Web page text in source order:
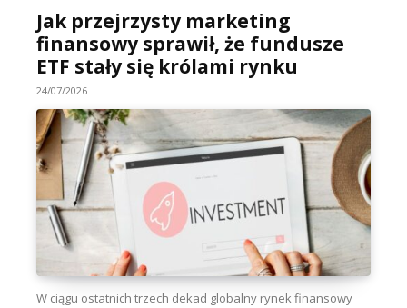
Jak przejrzysty marketing
finansowy sprawił, że fundusze
ETF stały się królami rynku
24/07/2026
W ciągu ostatnich trzech dekad globalny rynek finansowy